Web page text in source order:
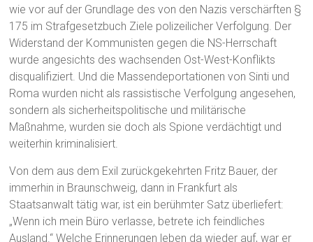
wie vor auf der Grundlage des von den Nazis verschärften §
175 im Strafgesetzbuch Ziele polizeilicher Verfolgung. Der
Widerstand der Kommunisten gegen die NS-Herrschaft
wurde angesichts des wachsenden Ost-West-Konflikts
disqualifiziert. Und die Massendeportationen von Sinti und
Roma wurden nicht als rassistische Verfolgung angesehen,
sondern als sicherheitspolitische und militärische
Maßnahme, wurden sie doch als Spione verdächtigt und
weiterhin kriminalisiert.
Von dem aus dem Exil zurückgekehrten Fritz Bauer, der
immerhin in Braunschweig, dann in Frankfurt als
Staatsanwalt tätig war, ist ein berühmter Satz überliefert:
„Wenn ich mein Büro verlasse, betrete ich feindliches
Ausland.“ Welche Erinnerungen leben da wieder auf, war er